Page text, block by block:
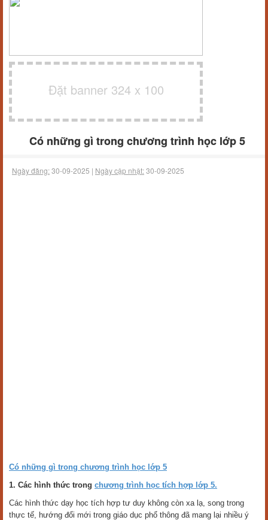
Đặt banner 324 x 100
Có những gì trong chương trình học lớp 5
Ngày đăng:30-09-2025 | Ngày cập nhật:30-09-2025
Có những gì trong chương trình học lớp 5
1. Các hình thức trong chương trình học tích hợp lớp 5.
Các hình thức dạy học tích hợp tư duy không còn xa lạ, song trong
thực tế, hướng đổi mới trong giáo dục phổ thông đã mang lại nhiều ý